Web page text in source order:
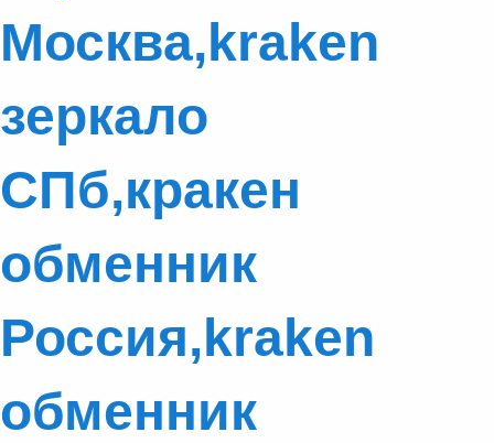
Москва,kraken
зеркало
СПб,кракен
обменник
Россия,kraken
обменник